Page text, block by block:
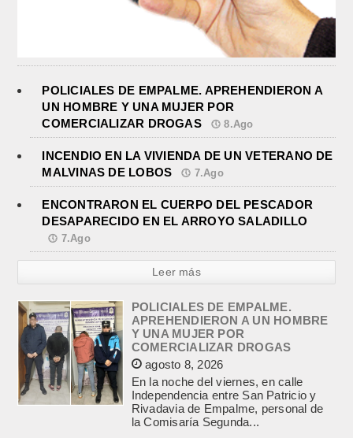
POLICIALES DE EMPALME. APREHENDIERON A
UN HOMBRE Y UNA MUJER POR
COMERCIALIZAR DROGAS
8.Ago
INCENDIO EN LA VIVIENDA DE UN VETERANO DE
MALVINAS DE LOBOS
7.Ago
ENCONTRARON EL CUERPO DEL PESCADOR
DESAPARECIDO EN EL ARROYO SALADILLO
7.Ago
Leer más
POLICIALES DE EMPALME.
APREHENDIERON A UN HOMBRE
Y UNA MUJER POR
COMERCIALIZAR DROGAS
agosto 8, 2026
En la noche del viernes, en calle
Independencia entre San Patricio y
Rivadavia de Empalme, personal de
la Comisaría Segunda...